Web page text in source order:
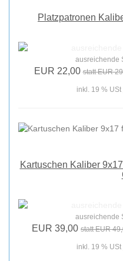
Platzpatronen
ausreichende
EUR 22,00 statt EUR
inkl. 19 % USt
Kartuschen Kaliber
ausreichende
EUR 39,00 statt EUR
inkl. 19 % USt